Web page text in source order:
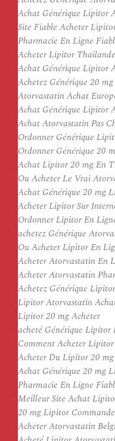
Achat Générique Lipitor
Site Fiable Acheter
Pharmacie En Ligne
Acheter Lipitor Thailande
Achat Générique Lipitor
Achetez Générique 20
Atorvastatin Achat
Achat Générique Lipitor
Achat Atorvastatin Pas
Ordonner Générique
Ordonner Générique 20
Achat Lipitor 20 mg En
Ou Acheter Le Vrai
Achat Générique 20 mg
Acheter Lipitor Sur
Ordonner Lipitor En
achetez Générique
Ou Acheter Lipitor En
Acheter Atorvastatin En
Acheter Atorvastatin
Achetez Générique
Lipitor Atorvastatin
Lipitor 20 mg Acheter
acheté Générique Lipitor
Comment Acheter
Acheter Du Lipitor 20
Achat Générique 20 mg
Pharmacie En Ligne
Meilleur Site Achat
20 mg Lipitor
Acheter Atorvastatin